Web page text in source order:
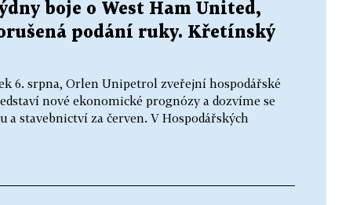
boje o West Ham United,
podání ruky. Křetínský
6. srpna, Orlen Unipetrol zveřejní hospodářské
nové ekonomické prognózy a dozvíme se
stavebnictví za červen. V Hospodářských